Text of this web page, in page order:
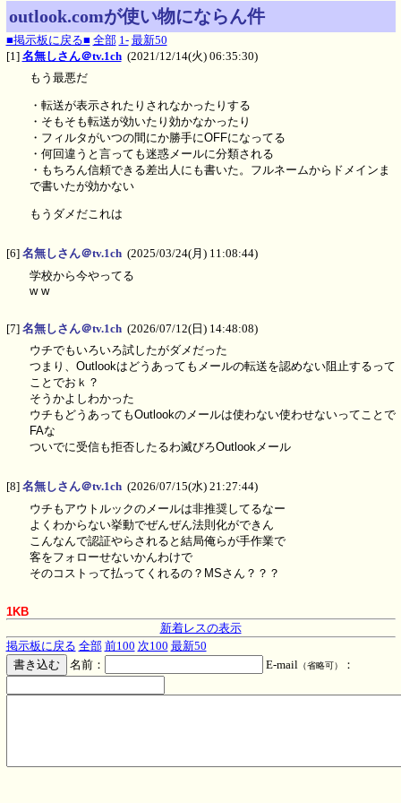
outlook.comが使い物にならん件
■掲示板に戻る■ 全部 1- 最新50
[1] 名無しさん＠tv.1ch (2021/12/14(火) 06:35:30)
もう最悪だ
・転送が表示されたりされなかったりする
・そもそも転送が効いたり効かなかったり
・フィルタがいつの間にか勝手にOFFになってる
・何回違うと言っても迷惑メールに分類される
・もちろん信頼できる差出人にも書いた。フルネームからドメインま
で書いたが効かない
もうダメだこれは
[6] 名無しさん＠tv.1ch (2025/03/24(月) 11:08:44)
学校から今やってる
w w
[7] 名無しさん＠tv.1ch (2026/07/12(日) 14:48:08)
ウチでもいろいろ試したがダメだった
つまり、Outlookはどうあってもメールの転送を認めない阻止するって
ことでおｋ？
そうかよしわかった
ウチもどうあってもOutlookのメールは使わない使わせないってことで
FAな
ついでに受信も拒否したるわ滅びろOutlookメール
[8] 名無しさん＠tv.1ch (2026/07/15(水) 21:27:44)
ウチもアウトルックのメールは非推奨してるなー
よくわからない挙動でぜんぜん法則化ができん
こんなんで認証やらされると結局俺らが手作業で
客をフォローせないかんわけで
そのコストって払ってくれるの？MSさん？？？
1KB
新着レスの表示
掲示板に戻る 全部 前100 次100 最新50
名前：
E-mail （省略可） ：